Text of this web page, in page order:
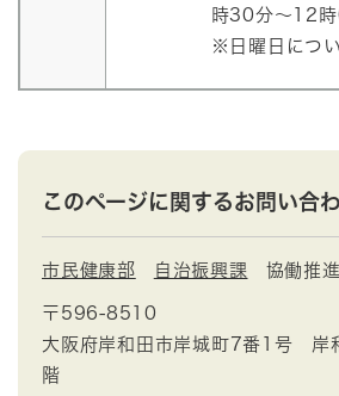
時30分～12
※日曜日につ
このページに関するお問い合
市民健康部 自治振興課 協働推
〒596-8510
大阪府岸和田市岸城町7番1号 岸
階